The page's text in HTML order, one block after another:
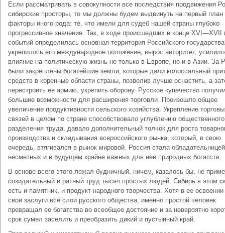
Если рассматривать в совокупности все последствия продвижения
сибирские просторы, то мы должны будем выдвинуть на первый план
факторы иного рода: те, что имели для судеб нашей страны глубоко
прогрессивное значение. Так, в ходе происшедших в конце XVI—XVII
событий определилась основная территория Российского
укрепилось его международное положение, вырос авторитет,
влияние на политическую жизнь не только в Европе, но и в Азии. За
были закреплены богатейшие земли, которые дали колоссальный
средств в коренные области страны, позволив лучше оснастить, а
перестроить ее армию, укрепить оборону. Русское купечество
большие возможности для расширения торговли. Произошло общее
увеличение продуктивности сельского хозяйства. Укрепление
связей в целом по стране способствовало углублению общественного
разделения труда, давало дополнительный толчок для роста
производства и складывания всероссийского рынка, который, в свою
очередь, втягивался в рынок мировой. Россия стала обладательницей
несметных и в будущем крайне важных для нее природных богатств.
В основе всего этого лежал будничный, ничем, казалось бы, не
созидательный и ратный труд тысяч простых людей. Сибирь в этом
есть и памятник, и продукт народного творчества. Хотя в ее
свои заслуги все слои русского общества, именно простой человек
превращал ее богатства во всеобщее достояние и за невероятно
срок сумел заселить и преобразить дикий и пустынный край.